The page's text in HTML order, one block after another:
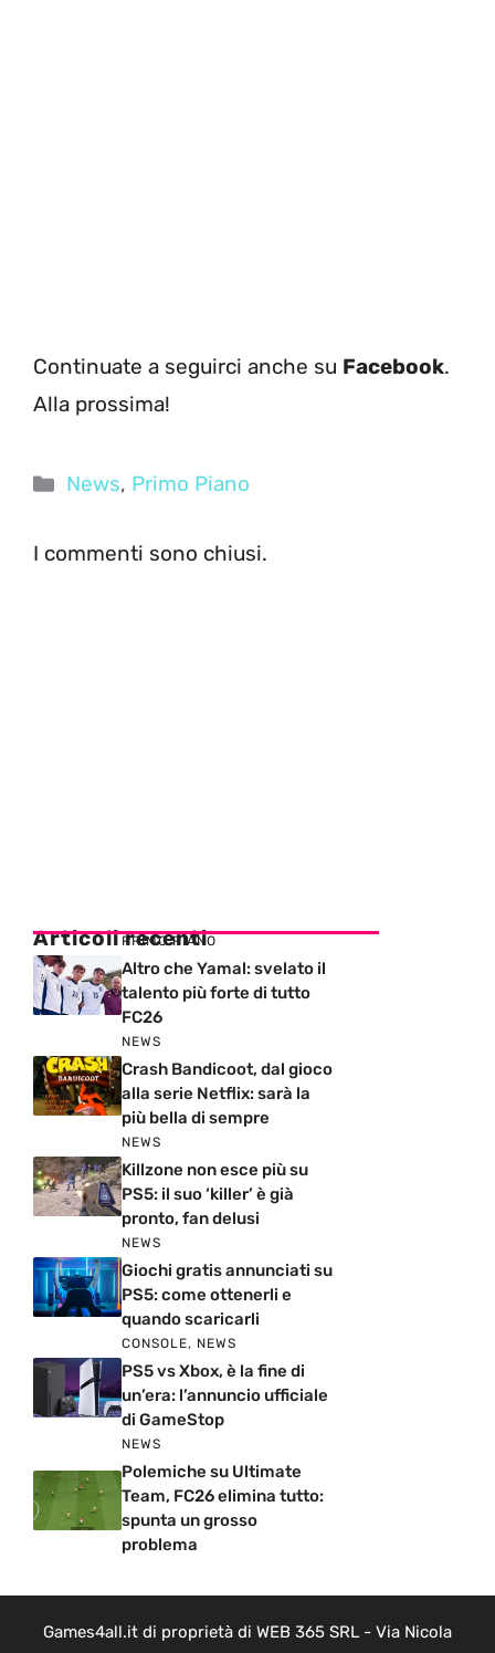
Continuate a seguirci anche su Facebook.
Alla prossima!
Categorie
News, Primo Piano
I commenti sono chiusi.
Articoli recenti
PRIMO PIANO
Altro che Yamal: svelato il
talento più forte di tutto
FC26
NEWS
Crash Bandicoot, dal gioco
alla serie Netflix: sarà la
più bella di sempre
NEWS
Killzone non esce più su
PS5: il suo ‘killer’ è già
pronto, fan delusi
NEWS
Giochi gratis annunciati su
PS5: come ottenerli e
quando scaricarli
CONSOLE, NEWS
PS5 vs Xbox, è la fine di
un’era: l’annuncio ufficiale
di GameStop
NEWS
Polemiche su Ultimate
Team, FC26 elimina tutto:
spunta un grosso
problema
Games4all.it di proprietà di WEB 365 SRL - Via Nicola